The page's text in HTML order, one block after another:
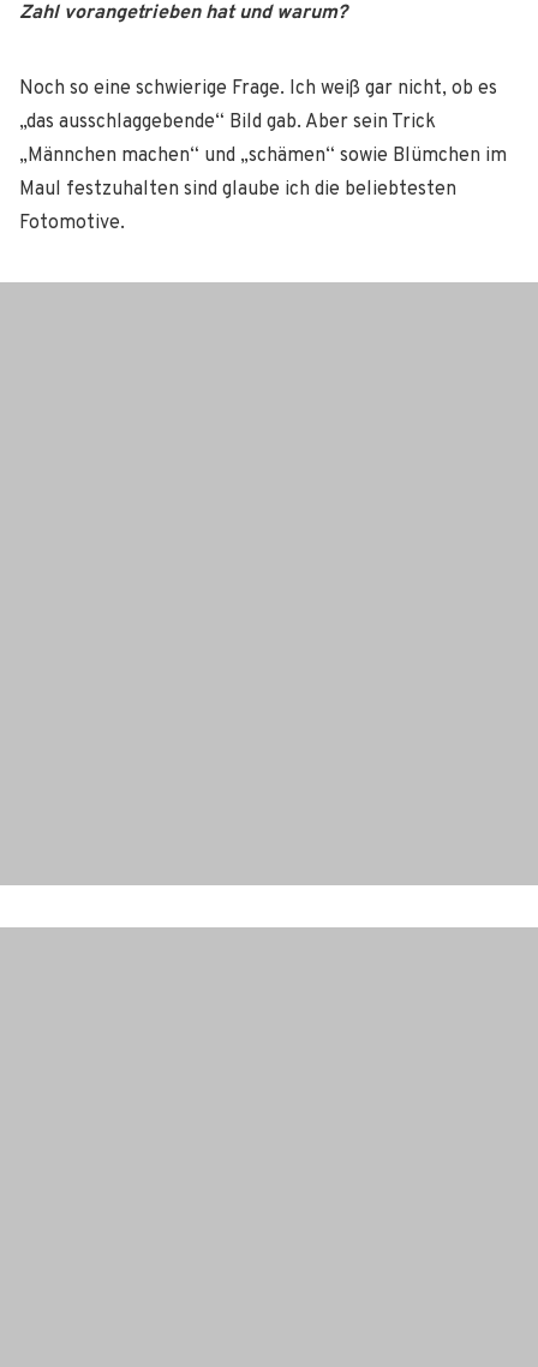
Zahl vorangetrieben hat und warum?
Noch so eine schwierige Frage. Ich weiß gar nicht, ob es
„das ausschlaggebende“ Bild gab. Aber sein Trick
„Männchen machen“ und „schämen“ sowie Blümchen im
Maul festzuhalten sind glaube ich die beliebtesten
Fotomotive.